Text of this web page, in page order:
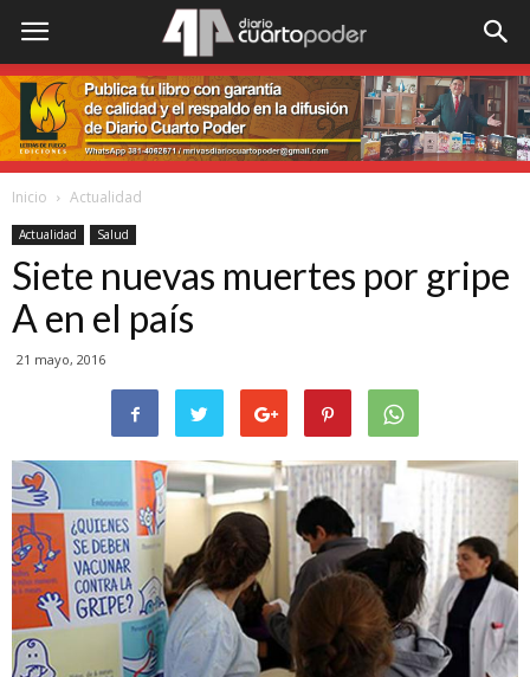
Inicio Actualidad
Actualidad Salud
Siete nuevas muertes por gripe
A en el país
21 mayo, 2016